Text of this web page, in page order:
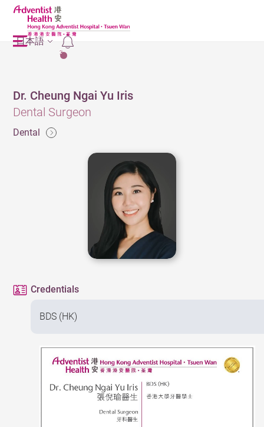
2
日本語
Dr. Cheung Ngai Yu Iris
Dental Surgeon
Dental
Credentials
BDS (HK)